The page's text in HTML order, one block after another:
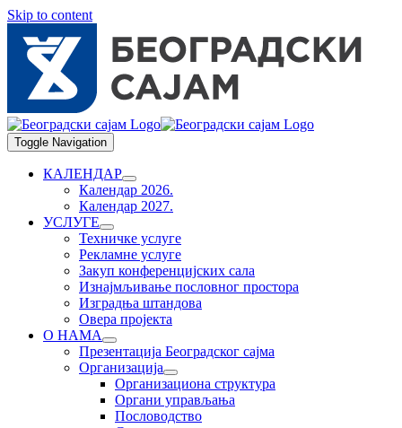
Skip to content
Toggle Navigation
КАЛЕНДАР
Календар 2026.
Календар 2027.
УСЛУГЕ
Техничке услуге
Рекламне услуге
Закуп конференцијских сала
Изнајмљивање пословног простора
Изградња штандова
Овера пројекта
О НАМА
Презентација Београдског сајма
Организација
Организациона структура
Органи управљања
Пословодство